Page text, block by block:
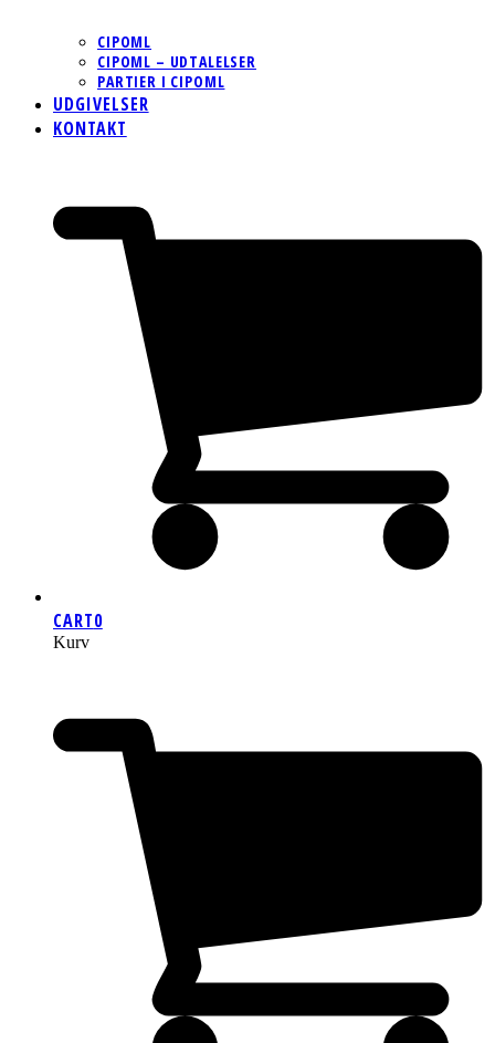
CIPOML
CIPOML – UDTALELSER
PARTIER I CIPOML
UDGIVELSER
KONTAKT
CART0
Kurv